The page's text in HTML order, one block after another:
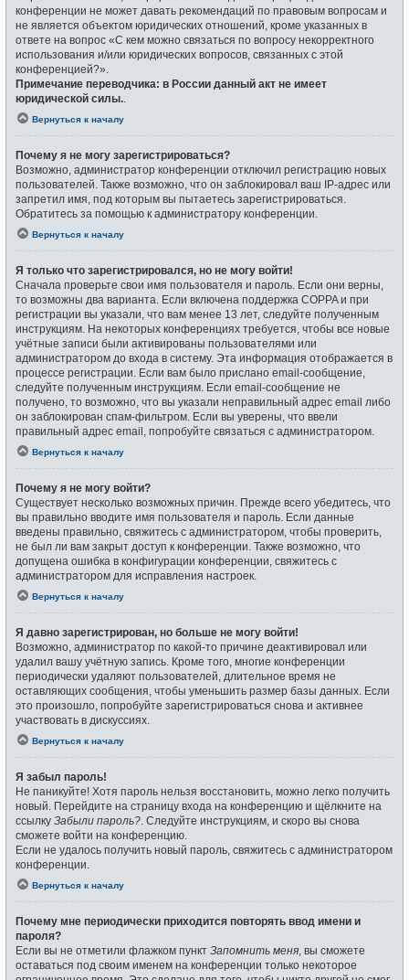
конференции не может давать рекомендаций по правовым вопросам и
не является объектом юридических отношений, кроме указанных в
ответе на вопрос «С кем можно связаться по вопросу некорректного
использования и/или юридических вопросов, связанных с этой
конференцией?».
Примечание переводчика: в России данный акт не имеет
юридической силы.
Вернуться к началу
Почему я не могу зарегистрироваться?
Возможно, администратор конференции отключил регистрацию новых
пользователей. Также возможно, что он заблокировал ваш IP-адрес или
запретил имя, под которым вы пытаетесь зарегистрироваться.
Обратитесь за помощью к администратору конференции.
Вернуться к началу
Я только что зарегистрировался, но не могу войти!
Сначала проверьте свои имя пользователя и пароль. Если они верны,
то возможны два варианта. Если включена поддержка COPPA и при
регистрации вы указали, что вам менее 13 лет, следуйте полученным
инструкциям. На некоторых конференциях требуется, чтобы все новые
учётные записи были активированы пользователями или
администратором до входа в систему. Эта информация отображается в
процессе регистрации. Если вам было прислано email-сообщение,
следуйте полученным инструкциям. Если email-сообщение не
получено, то возможно, что вы указали неправильный адрес email либо
он заблокирован спам-фильтром. Если вы уверены, что ввели
правильный адрес email, попробуйте связаться с администратором.
Вернуться к началу
Почему я не могу войти?
Существует несколько возможных причин. Прежде всего убедитесь, что
вы правильно вводите имя пользователя и пароль. Если данные
введены правильно, свяжитесь с администратором, чтобы проверить,
не был ли вам закрыт доступ к конференции. Также возможно, что
допущена ошибка в конфигурации конференции, свяжитесь с
администратором для исправления настроек.
Вернуться к началу
Я давно зарегистрирован, но больше не могу войти!
Возможно, администратор по какой-то причине деактивировал или
удалил вашу учётную запись. Кроме того, многие конференции
периодически удаляют пользователей, длительное время не
оставляющих сообщения, чтобы уменьшить размер базы данных. Если
это произошло, попробуйте зарегистрироваться снова и активнее
участвовать в дискуссиях.
Вернуться к началу
Я забыл пароль!
Не паникуйте! Хотя пароль нельзя восстановить, можно легко получить
новый. Перейдите на страницу входа на конференцию и щёлкните на
ссылку Забыли пароль? . Следуйте инструкциям, и скоро вы снова
сможете войти на конференцию.
Если не удалось получить новый пароль, свяжитесь с администратором
конференции.
Вернуться к началу
Почему мне периодически приходится повторять ввод имени и
пароля?
Если вы не отметили флажком пункт Запомнить меня , вы сможете
оставаться под своим именем на конференции только некоторое